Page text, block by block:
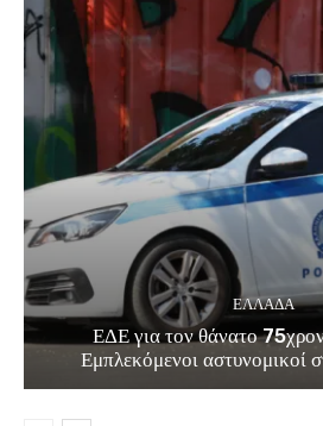
ΕΛΛΑΔΑ
ΕΔΕ για τον θάνατο
Εμπλεκόμενοι αστυνομικοί